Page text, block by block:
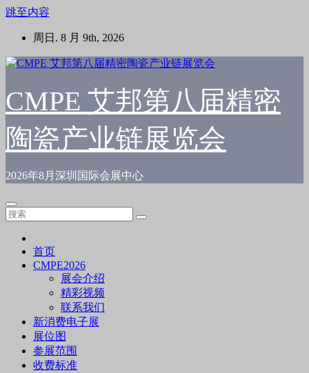
跳至内容
周日. 8 月 9th, 2026
CMPE 艾邦第八届精密
陶瓷产业链展览会
2026年8月深圳国际会展中心
首页
CMPE2026
展会介绍
精彩视频
联系我们
新消费电子展
展位图
参展范围
收费标准